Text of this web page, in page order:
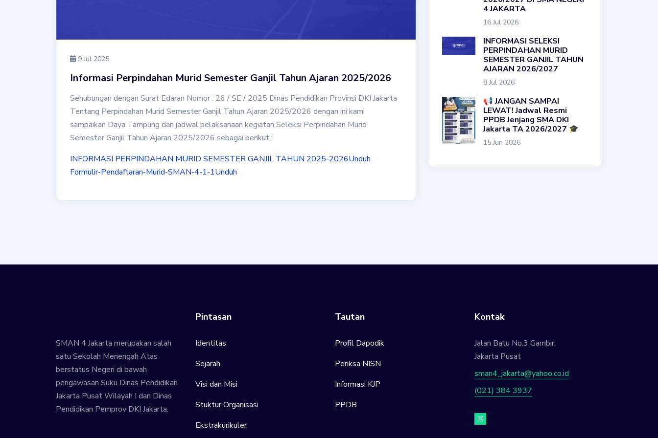
9 Jul 2025
Informasi Perpindahan Murid Semester Ganjil Tahun Ajaran 2025/2026
Sehubungan dengan Surat Edaran Nomor : 26 / SE / 2025 Dinas Pendidikan Provinsi DKI Jakarta
Tentang Perpindahan Murid Semester Ganjil Tahun Ajaran 2025/2026 dengan ini kami
sampaikan Daya Tampung dan jadwal pelaksanaan kegiatan Seleksi Perpindahan Murid
Semester Ganjil Tahun Ajaran 2025/2026 sebagai berikut :
INFORMASI PERPINDAHAN MURID SEMESTER GANJIL TAHUN 2025-2026Unduh
Formulir-Pendaftaran-Murid-SMAN-4-1-1Unduh
4 JAKARTA
16 Jul 2026
INFORMASI SELEKSI
PERPINDAHAN MURID
SEMESTER GANJIL TAHUN
AJARAN 2026/2027
8 Jul 2026
📢 JANGAN SAMPAI
LEWAT! Jadwal Resmi
PPDB Jenjang SMA DKI
Jakarta TA 2026/2027 🎓
15 Jun 2026
SMAN 4 Jakarta merupakan salah
satu Sekolah Menengah Atas
berstatus Negeri di bawah
pengawasan Suku Dinas Pendidikan
Jakarta Pusat Wilayah I dan Dinas
Pendidikan Pemprov DKI Jakarta.
Pintasan
Identitas
Sejarah
Visi dan Misi
Stuktur Organisasi
Ekstrakurikuler
Tautan
Profil Dapodik
Periksa NISN
Informasi KJP
PPDB
Kontak
Jalan Batu No.3 Gambir,
Jakarta Pusat
sman4_jakarta@yahoo.co.id
(021) 384 3937